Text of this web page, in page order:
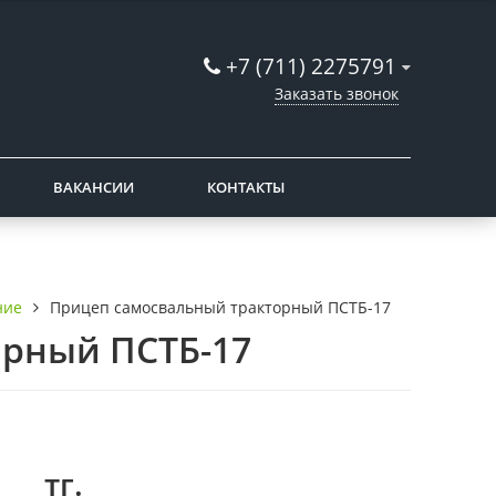
+7 (711) 2275791
Заказать звонок
ВАКАНСИИ КОНТАКТЫ
Прицеп самосвальный тракторный ПСТБ-17
ПСТБ-17
тг.